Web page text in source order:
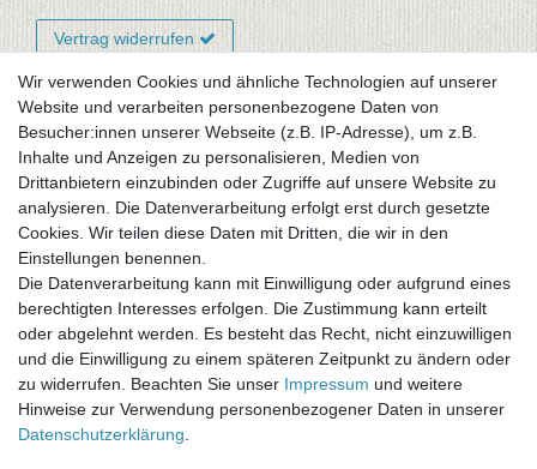
Vertrag widerrufen
Newsletter-Anmeldung
FAQ / Fragen
Mein Warenkorb
Mein Merkzettel
Mein Konto
UNSER LADENGESCHÄFT
Gottlieb-Daimler-Str. 10
33334 Gütersloh
ÖFFNUNGSZEITEN
Montag - Dienstag: 8.00 - 18.00 Uhr, Mittwoch Ruhetag,
Donnerstag: 8.00 - 18.00 Uhr, Freitag 8.00 - 14.00 Uhr
Wir verwenden Cookies und ähnliche Technologien auf unserer
Website und verarbeiten personenbezogene Daten von
Besucher:innen unserer Webseite (z.B. IP-Adresse), um z.B.
Inhalte und Anzeigen zu personalisieren, Medien von
Drittanbietern einzubinden oder Zugriffe auf unsere Website zu
analysieren. Die Datenverarbeitung erfolgt erst durch gesetzte
Cookies. Wir teilen diese Daten mit Dritten, die wir in den
Einstellungen benennen.
Die Datenverarbeitung kann mit Einwilligung oder aufgrund eines
berechtigten Interesses erfolgen. Die Zustimmung kann erteilt
oder abgelehnt werden. Es besteht das Recht, nicht einzuwilligen
und die Einwilligung zu einem späteren Zeitpunkt zu ändern oder
zu widerrufen. Beachten Sie unser Impressum und weitere
Hinweise zur Verwendung personenbezogener Daten in unserer
Daten­schutz­erklärung